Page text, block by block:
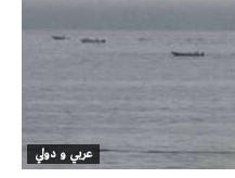
عربي و دولي